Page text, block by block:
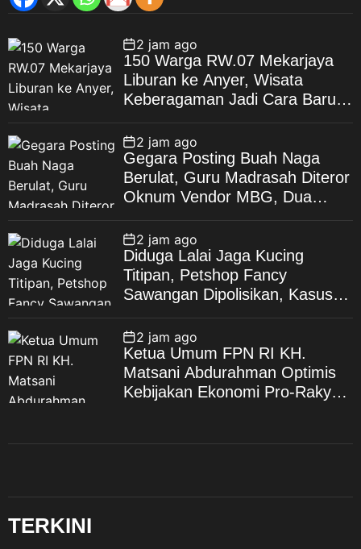
2 jam ago
150 Warga RW.07 Mekarjaya
Liburan ke Anyer, Wisata
Keberagaman Jadi Cara Baru
2 jam ago
Gegara Posting Buah Naga
Berulat, Guru Madrasah Diteror
Oknum Vendor MBG, Dua
yang Tak Kunjung Dilakukan
2 jam ago
Diduga Lalai Jaga Kucing
Titipan, Petshop Fancy
Sawangan Dipolisikan, Kasus
ke Polres Depok
2 jam ago
Ketua Umum FPN RI KH.
Matsani Abdurahman Optimis
Kebijakan Ekonomi Pro-Rakyat
TERKINI